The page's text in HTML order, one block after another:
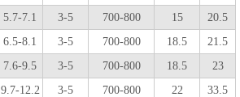
5.7-7.1 3-5 700-800 15
20.5
6.5-8.1 3-5 700-800 18.5
21.5
7.6-9.5 3-5 700-800 18.5
23
9.7-12.2 3-5 700-800 22 33.5